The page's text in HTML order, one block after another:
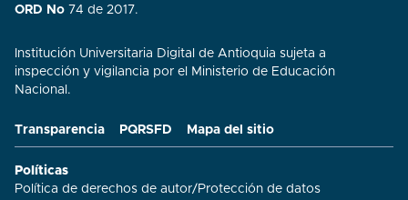
Transparencia PQRSFD Mapa del sitio
Políticas
Política de derechos de autor/ Protección de datos
ORD No 74 de 2017.
Institución Universitaria Digital de Antioquia sujeta a
inspección y vigilancia por el Ministerio de Educación
Nacional.